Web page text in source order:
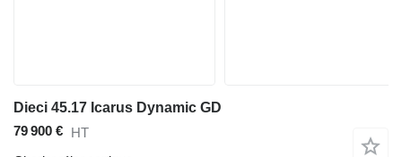
Dieci 45.17 Icarus Dynamic GD
79 900 € HT